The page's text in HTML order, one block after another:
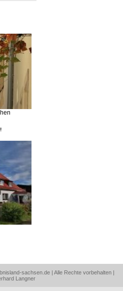
sachsen.de | Alle Rechte vorbehalten |
Langner